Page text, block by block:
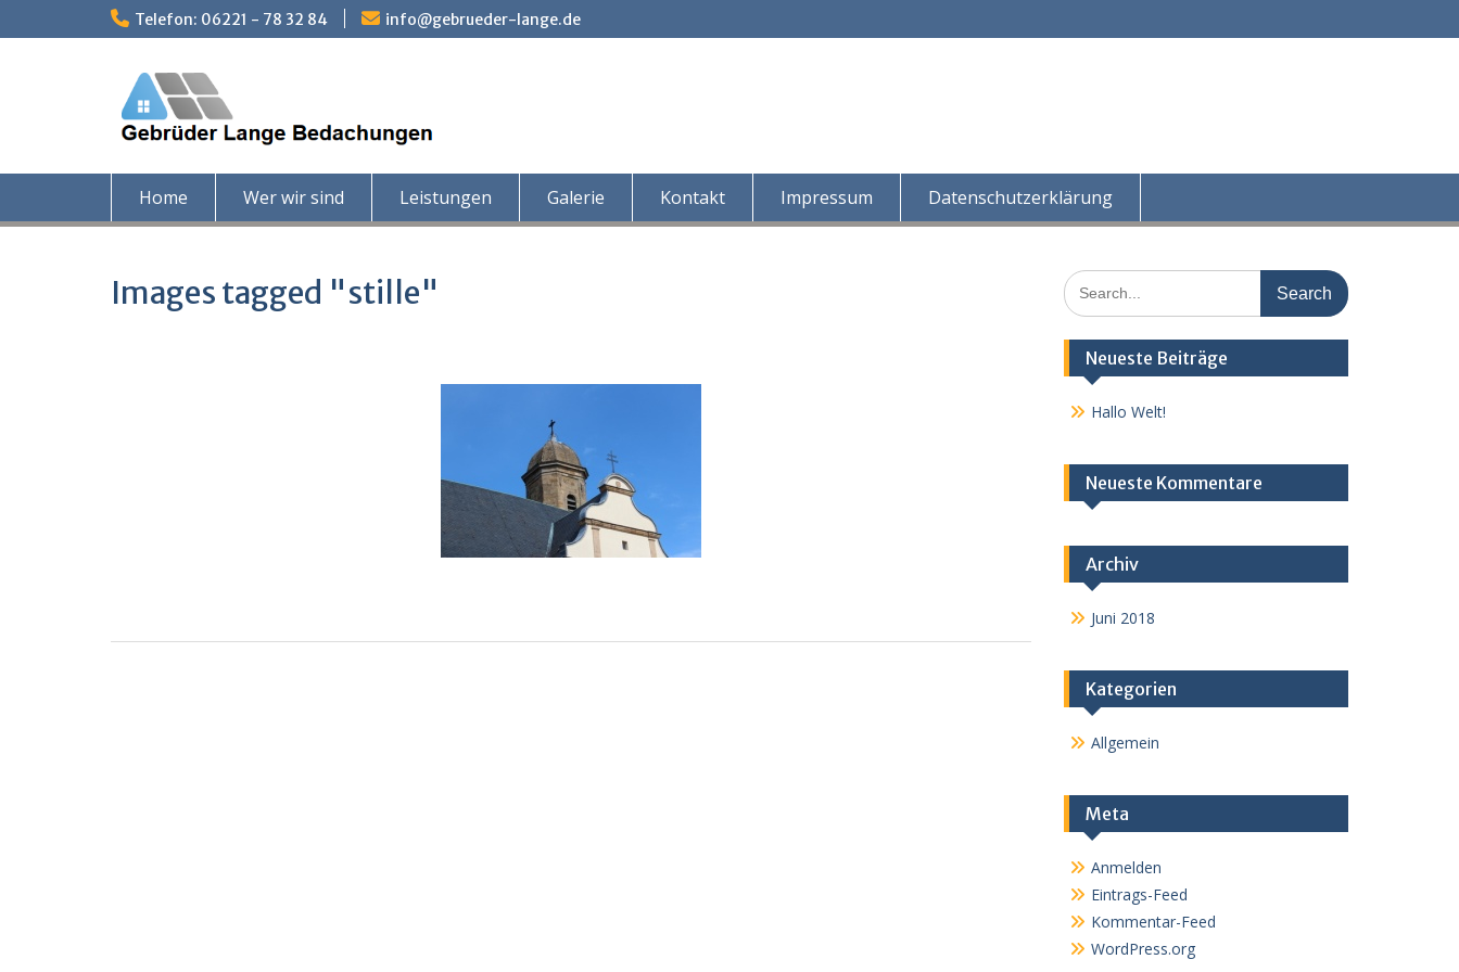
to
Telefon: 06221 - 78 32 84 info@gebrueder-lange.de
Home Wer wir sind Leistungen Galerie Kontakt Impressum Datenschutzerklärung
Images tagged "stille"
Search
for:
Neueste Beiträge
Hallo Welt!
Neueste Kommentare
Archiv
Juni 2018
Kategorien
Allgemein
Meta
Anmelden
Eintrags-Feed
Kommentar-Feed
WordPress.org